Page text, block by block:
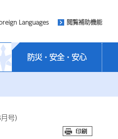
Languages 閲覧補助機能
防災・安全・安心
号）